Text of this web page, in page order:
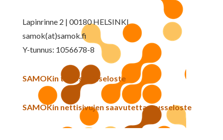
Lapinrinne 2 | 00180 HELSINKI
samok(at)samok.fi
Y-tunnus: 1056678-8
SAMOKin tietosuojaseloste
SAMOKin nettisivujen saavutettavuusseloste